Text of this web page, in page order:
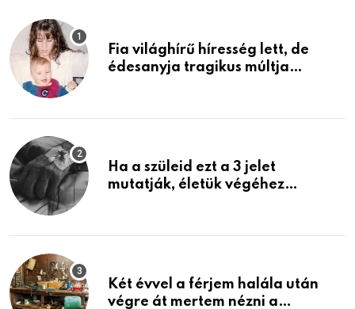
Fia világhírű híresség lett, de
édesanyja tragikus múltja
Ha a szüleid ezt a 3 jelet
mutatják, életük végéhez
Két évvel a férjem halála után
végre át mertem nézni a